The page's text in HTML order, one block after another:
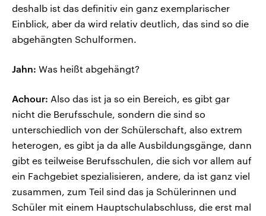
deshalb ist das definitiv ein ganz exemplarischer
Einblick, aber da wird relativ deutlich, das sind so die
abgehängten Schulformen.
Jahn: Was heißt abgehängt?
Achour: Also das ist ja so ein Bereich, es gibt gar
nicht die Berufsschule, sondern die sind so
unterschiedlich von der Schülerschaft, also extrem
heterogen, es gibt ja da alle Ausbildungsgänge, dann
gibt es teilweise Berufsschulen, die sich vor allem auf
ein Fachgebiet spezialisieren, andere, da ist ganz viel
zusammen, zum Teil sind das ja Schülerinnen und
Schüler mit einem Hauptschulabschluss, die erst mal